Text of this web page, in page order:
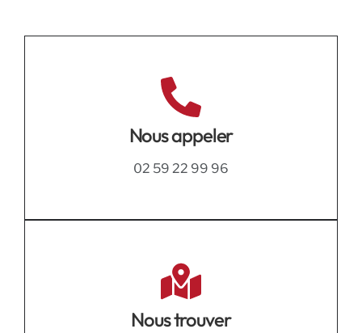
Nous appeler
02 59 22 99 96
Nous trouver